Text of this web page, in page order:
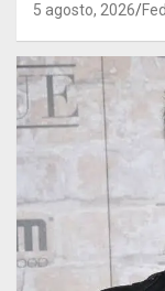
5 agosto, 2026